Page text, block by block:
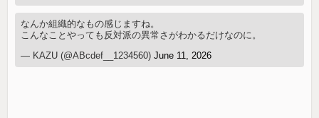
なんか組織的なもの感じますね。
こんなことやっても反対派の異常さがわかるだけなのに。
— KAZU (@ABcdef__1234560)June 11, 2026